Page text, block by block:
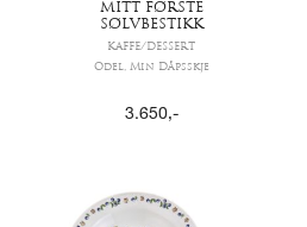
MITT FØRSTE
SØLVBESTIKK
KAFFE/DESSERT
Odel, Min Dåpsskje
3.650,-